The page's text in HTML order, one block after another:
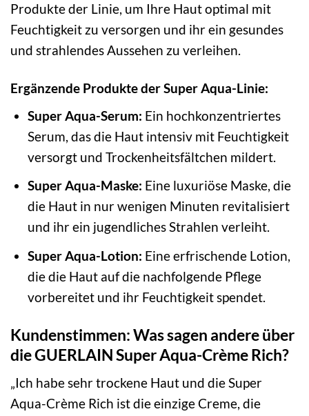
Produkte der Linie, um Ihre Haut optimal mit
Feuchtigkeit zu versorgen und ihr ein gesundes
und strahlendes Aussehen zu verleihen.
Ergänzende Produkte der Super Aqua-Linie:
Super Aqua-Serum: Ein hochkonzentriertes
Serum, das die Haut intensiv mit Feuchtigkeit
versorgt und Trockenheitsfältchen mildert.
Super Aqua-Maske: Eine luxuriöse Maske, die
die Haut in nur wenigen Minuten revitalisiert
und ihr ein jugendliches Strahlen verleiht.
Super Aqua-Lotion: Eine erfrischende Lotion,
die die Haut auf die nachfolgende Pflege
vorbereitet und ihr Feuchtigkeit spendet.
Kundenstimmen: Was sagen andere über
die GUERLAIN Super Aqua-Crème Rich?
„Ich habe sehr trockene Haut und die Super
Aqua-Crème Rich ist die einzige Creme, die